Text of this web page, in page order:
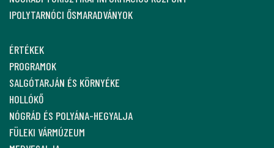
IPOLYTARNÓCI ŐSMARADVÁNYOK
ÉRTÉKEK
PROGRAMOK
SALGÓTARJÁN ÉS KÖRNYÉKE
HOLLÓKŐ
NÓGRÁD ÉS POLYÁNA-HEGYALJA
FÜLEKI VÁRMÚZEUM